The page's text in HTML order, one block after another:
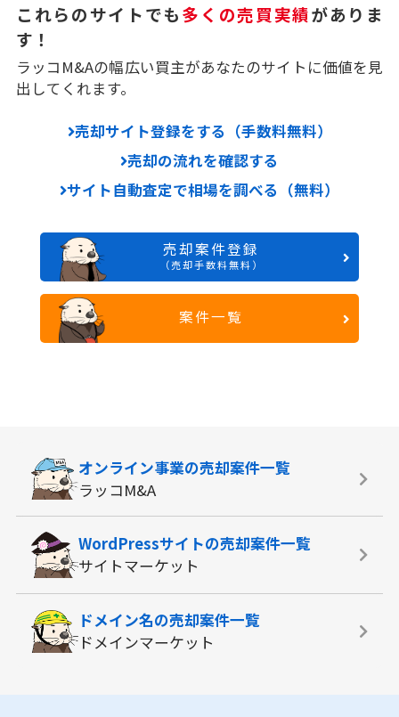
これらのサイトでも多くの売買実績がありま
す！
ラッコM&Aの幅広い買主があなたのサイトに価値を見
出してくれます。
売却サイト登録をする（手数料無料）
売却の流れを確認する
サイト自動査定で相場を調べる（無料）
売却案件登録
（売却手数料無料）
案件一覧
オンライン事業の売却案件一覧
ラッコM&A
WordPressサイトの売却案件一覧
サイトマーケット
ドメイン名の売却案件一覧
ドメインマーケット